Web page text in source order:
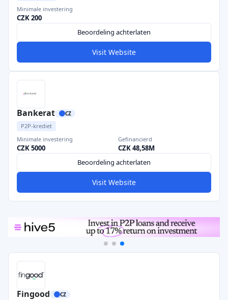
Minimale investering
CZK 200
Beoordeling achterlaten
Visit Website
Bankerat CZ
P2P-krediet
Minimale investering
CZK 5000
Gefinancierd
CZK 48,58M
Beoordeling achterlaten
Visit Website
Fingood CZ